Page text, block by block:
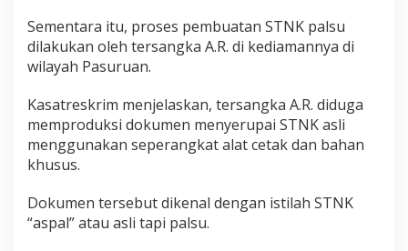
Sementara itu, proses pembuatan STNK palsu
dilakukan oleh tersangka A.R. di kediamannya di
wilayah Pasuruan.
Kasatreskrim menjelaskan, tersangka A.R. diduga
memproduksi dokumen menyerupai STNK asli
menggunakan seperangkat alat cetak dan bahan
khusus.
Dokumen tersebut dikenal dengan istilah STNK
“aspal” atau asli tapi palsu.